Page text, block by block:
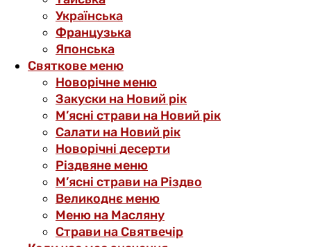
Українська
Французька
Японська
Святкове меню
Новорічне меню
Закуски на Новий рік
М’ясні страви на Новий рік
Салати на Новий рік
Новорічні десерти
Різдвяне меню
М’ясні страви на Різдво
Великоднє меню
Меню на Масляну
Страви на Святвечір